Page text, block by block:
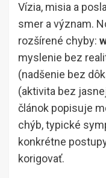
Vízia, misia a
smer a význam.
rozšírené chyby:
myslenie bez
(nadšenie bez
(aktivita bez
článok popisuje
chýb, typické
konkrétne
korigovať.